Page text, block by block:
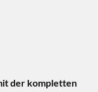
der kompletten